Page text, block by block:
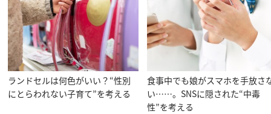
ランドセルは何色がいい？“性別
にとらわれない子育て”を考える
食事中でも娘がスマホを手放さ
い……。SNSに隠された“中毒
性”を考える